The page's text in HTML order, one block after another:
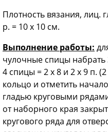
Плотность вязания, лиц.
р. = 10 х 10 см.
Выполнение работы:
чулочные спицы набрать
4 спицы = 2 х 8 и 2 х 9 п.
кольцо и отметить
гладью круговыми
от наборного края
кругового ряда для